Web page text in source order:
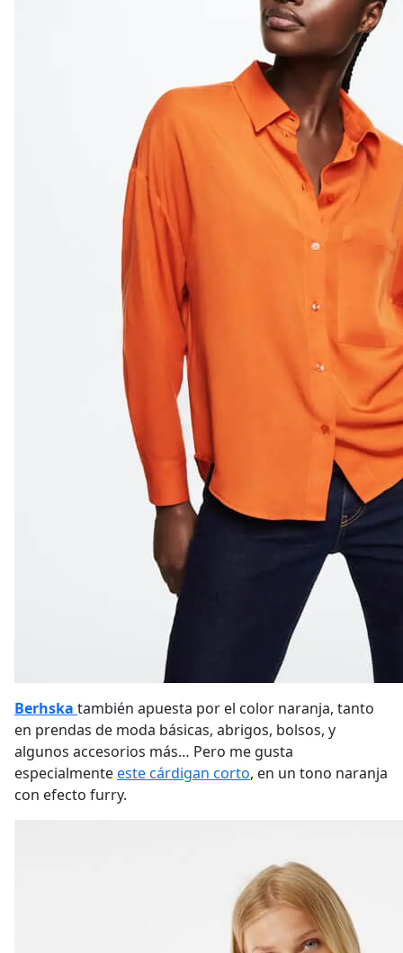
Berhska también apuesta por el color naranja, tanto
en prendas de moda básicas, abrigos, bolsos, y
algunos accesorios más… Pero me gusta
especialmenteeste cárdigan corto, en un tono naranja
con efecto furry.